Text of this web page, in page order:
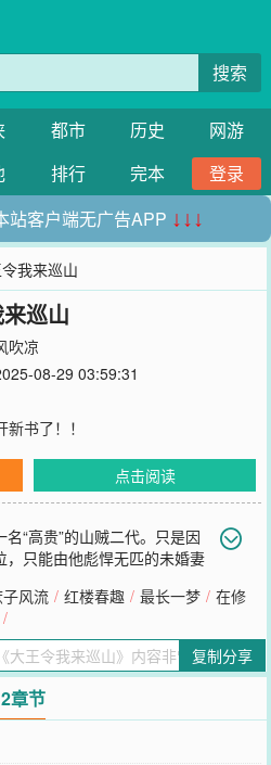
搜索
都市 历史
网游
排行 完本
登录
站客户端无广告APP ↓↓↓
我来巡山
巡山
吹凉
08-29 03:59:31
新书了！！
点击阅读
“高贵”的山贼二代。只是因
只能由他彪悍无匹的未婚妻
来扛！啊！老婆你干什么？”一束着
后方，淡淡道：“贱内暂且退避，后
锋，尽斩来敌。“大王，那我干啥？”
九儿，去巡山吧。”“得令！大王叫
什么山呀？”“自然是这十万里江
风流 / 红楼春趣 / 最长一梦 / 在修
/
复制分享
章节